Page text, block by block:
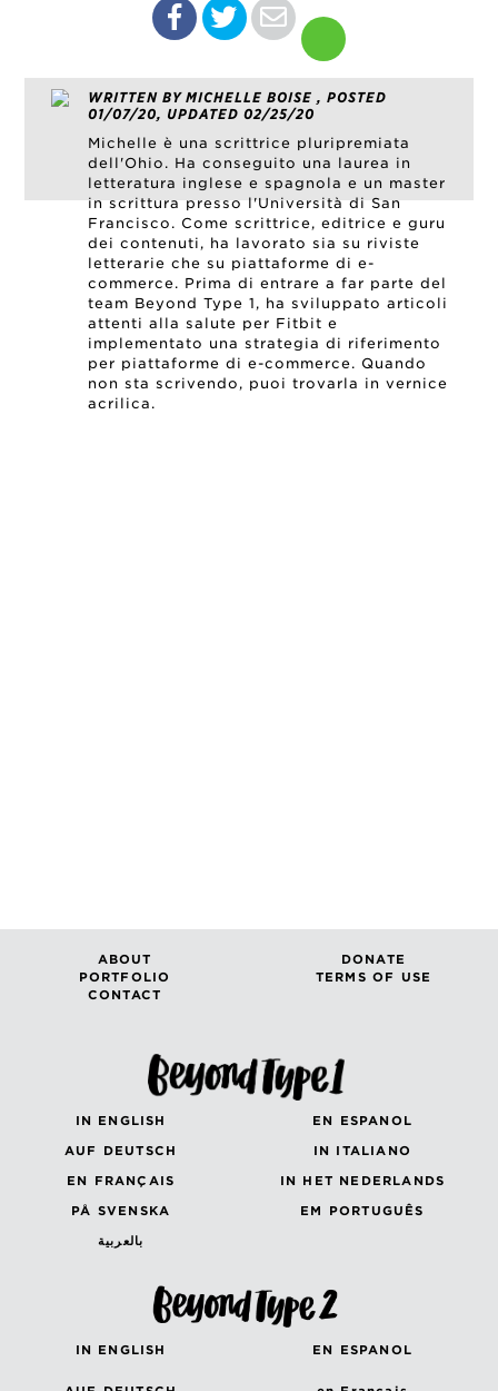
WRITTEN BY MICHELLE BOISE , POSTED
01/07/20, UPDATED 02/25/20
Michelle è una scrittrice pluripremiata
dell'Ohio. Ha conseguito una laurea in
letteratura inglese e spagnola e un master
in scrittura presso l'Università di San
Francisco. Come scrittrice, editrice e guru
dei contenuti, ha lavorato sia su riviste
letterarie che su piattaforme di e-
commerce. Prima di entrare a far parte del
team Beyond Type 1, ha sviluppato articoli
attenti alla salute per Fitbit e
implementato una strategia di riferimento
per piattaforme di e-commerce. Quando
non sta scrivendo, puoi trovarla in vernice
acrilica.
ABOUT
DONATE
PORTFOLIO
TERMS OF USE
CONTACT
IN ENGLISH
EN ESPANOL
AUF DEUTSCH
IN ITALIANO
EN FRANÇAIS
IN HET NEDERLANDS
PÅ SVENSKA
EM PORTUGUÊS
بالعربية
IN ENGLISH EN ESPANOL